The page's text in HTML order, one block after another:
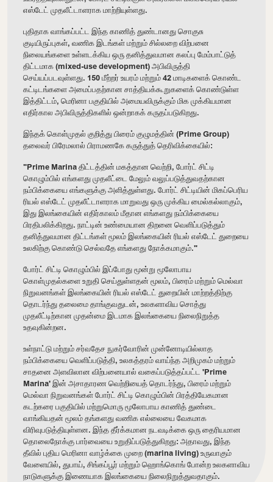
எஸ்டேட் முதலீட்டாளராக மாற்றியுள்ளது.
புதிதாக வாங்கப்பட்ட இந்த காணித் துண்டானது சொகுசு
குடியிருப்புகள், வணிக இடங்கள் மற்றும் சில்லறை விற்பனை
நிலையங்களை உள்ளடக்கிய ஒரு தனித்துவமான கலப்பு மேம்பாட்டுத்
திட்டமாக (mixed-use development) அபிவிருத்தி
செய்யப்படவுள்ளது. 150 மீற்றர் உயரம் மற்றும் 42 மாடிகளைக் கொண்ட
கட்டிடங்களை அமைப்பதற்கான சாத்தியக்கூறுகளைக் கொண்டுள்ள
இத்திட்டம், மெரினா பகுதியில் அமையவிருக்கும் மிக முக்கியமான
எதிர்கால அபிவிருத்திகளில் ஒன்றாகக் கருதப்படுகிறது.
இந்தக் கொள்முதல் குறித்து பிரைம் குழுமத்தின் (Prime Group)
தலைவர் பிரேமலால் பிராமணகே கருத்துத் தெரிவிக்கையில்:
"Prime Marina திட்டத்தின் மகத்தான வெற்றி, போர்ட் சிட்டி
கொழும்பில் எங்களது முதலீட்டை மேலும் வலுப்படுத்துவதற்கான
நம்பிக்கையை எங்களுக்கு அளித்துள்ளது. போர்ட் சிட்டியின் மிகப்பெரிய
ரியல் எஸ்டேட் முதலீட்டாளராக மாறுவது ஒரு முக்கிய மைல்கல்லாகும்,
இது இலங்கையின் எதிர்காலம் மீதான எங்களது நம்பிக்கையை
பிரதிபலிக்கிறது. நாட்டின் உண்மையான திறனை வெளிப்படுத்தும்
தனித்துவமான திட்டங்கள் மூலம் இலங்கையின் ரியல் எஸ்டேட் துறையை
உலகிற்கு கொண்டு செல்வதே எங்களது நோக்கமாகும்."
போர்ட் சிட்டி கொழும்பில் இப்போது மூன்று மூலோபாய
கொள்முதல்களை உறுதி செய்துள்ளதன் மூலம், பிரைம் மற்றும் மெல்வா
நிறுவனங்கள் இலங்கையின் ரியல் எஸ்டேட் துறையின் மாற்றத்திற்கு
தொடர்ந்து தலைமை தாங்குவதுடன், உலகளாவிய சொத்து
முதலீட்டிற்கான முதன்மை இடமாக இலங்கையை நிலைநிறுத்த
உதவுகின்றன.
உள்நாட்டு மற்றும் சர்வதேச நுகர்வோரின் முன்னோடியில்லாத
நம்பிக்கையை வெளிப்படுத்தி, உலகத்தரம் வாய்ந்த அறிமுகம் மற்றும்
சாதனை அளவிலான விற்பனையால் வகைப்படுத்தப்பட்ட 'Prime
Marina' இன் அசாதாரண வெற்றியைத் தொடர்ந்து, பிரைம் மற்றும்
மெல்வா நிறுவனங்கள் போர்ட் சிட்டி கொழும்பின் பிரத்தியேகமான
கடற்கரை பகுதியில் மற்றுமொரு மூலோபாய காணித் துண்டை
வாங்கியதன் மூலம் தங்களது வணிக எல்லையை வேகமாக
விரிவுபடுத்தியுள்ளன. இந்த தீர்க்கமான நடவடிக்கை ஒரு தைரியமான
தொலைநோக்கு பார்வையை உறுதிப்படுத்துகிறது: அதாவது, இந்த
தீவில் புதிய மெரினா வாழ்க்கை முறை (marina living) உருவாகும்
வேளையில், துபாய், சிங்கப்பூர் மற்றும் ஹொங்கொங் போன்ற உலகளாவிய
நாடுகளுக்கு இணையாக இலங்கையை நிலைநிறுத்துவதாகும்.